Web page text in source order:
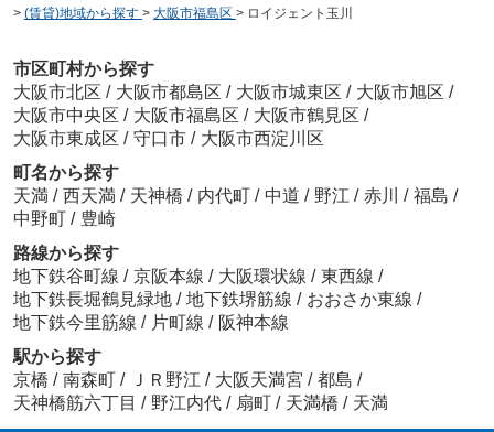
> (賃貸)地域から探す > 大阪市福島区 > ロイジェント玉川
市区町村から探す
大阪市北区 / 大阪市都島区 / 大阪市城東区 / 大阪市旭区 /
大阪市中央区 / 大阪市福島区 / 大阪市鶴見区 /
大阪市東成区 / 守口市 / 大阪市西淀川区
町名から探す
天満 / 西天満 / 天神橋 / 内代町 / 中道 / 野江 / 赤川 / 福島 /
中野町 / 豊崎
路線から探す
地下鉄谷町線 / 京阪本線 / 大阪環状線 / 東西線 /
地下鉄長堀鶴見緑地 / 地下鉄堺筋線 / おおさか東線 /
地下鉄今里筋線 / 片町線 / 阪神本線
駅から探す
京橋 / 南森町 / ＪＲ野江 / 大阪天満宮 / 都島 /
天神橋筋六丁目 / 野江内代 / 扇町 / 天満橋 / 天満